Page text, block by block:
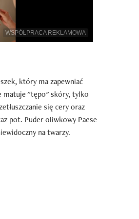
WSPÓŁPRACA REKLAMOWA
który ma zapewniać
matuje "tępo" skóry, tylko
się cery oraz
pot. Puder oliwkowy Paese
na twarzy.